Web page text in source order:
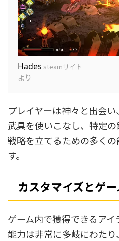
Hades steamサイト
より
プレイヤーは神々と出会
武具を使いこなし、特定の
戦略を立てるための多く
す。
カスタマイズとゲ
ゲーム内で獲得できるアイ
能力は非常に多岐にわたり、